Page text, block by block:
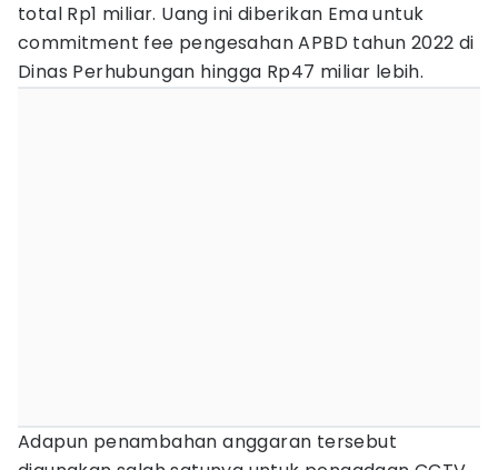
total Rp1 miliar. Uang ini diberikan Ema untuk
commitment fee pengesahan APBD tahun 2022 di
Dinas Perhubungan hingga Rp47 miliar lebih.
Adapun penambahan anggaran tersebut